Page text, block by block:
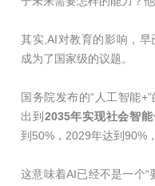
其实,AI对教育的影响，早
成为了国家级的议题。
国务院发布的“人工智能
出到 2035年实现社会智
到50%，2029年达到90%
这意味着AI已经不是一个“